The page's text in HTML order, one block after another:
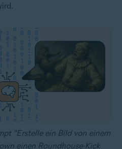
"Erstelle ein Bild von einem
einen Roundhouse-Kick